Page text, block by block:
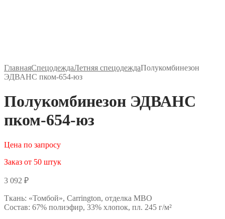
ГлавнаяСпецодеждаЛетняя спецодеждаПолукомбинезон
ЭДВАНС пком-654-юз
Полукомбинезон ЭДВАНС
пком-654-юз
Цена по запросу
Заказ от 50 штук
3 092 ₽
Ткань: «Томбой», Carrington, отделка МВО
Состав: 67% полиэфир, 33% хлопок, пл. 245 г/м²